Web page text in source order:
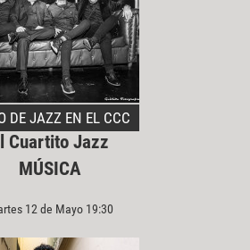
DE JAZZ EN EL CCC
Cuartito Jazz
MÚSICA
12 de Mayo 19:30